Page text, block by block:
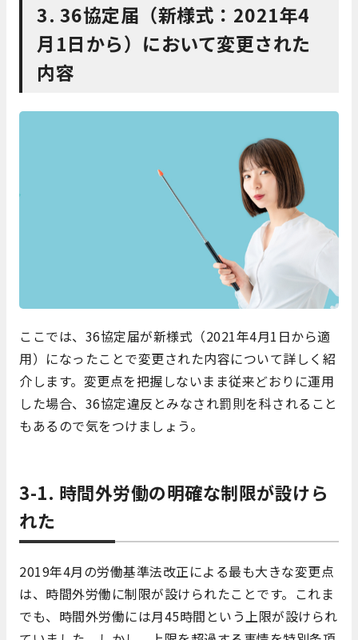
3. 36協定届（新様式：2021年4
月1日から）において変更された
内容
ここでは、36協定届が新様式（2021年4月1日から適
用）になったことで変更された内容について詳しく紹
介します。変更点を把握しないまま従来どおりに運用
した場合、36協定違反とみなされ罰則を科されること
もあるので気をつけましょう。
3-1. 時間外労働の明確な制限が設けら
れた
2019年4月の労働基準法改正による最も大きな変更点
は、時間外労働に制限が設けられたことです。これま
でも、時間外労働には月45時間という上限が設けられ